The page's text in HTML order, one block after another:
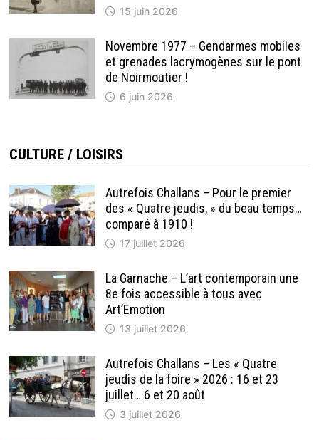
15 juin 2026
Novembre 1977 – Gendarmes mobiles
et grenades lacrymogènes sur le pont
de Noirmoutier !
6 juin 2026
CULTURE / LOISIRS
Autrefois Challans – Pour le premier
des « Quatre jeudis, » du beau temps…
comparé à 1910 !
17 juillet 2026
La Garnache – L’art contemporain une
8e fois accessible à tous avec
Art’Emotion
13 juillet 2026
Autrefois Challans – Les « Quatre
jeudis de la foire » 2026 : 16 et 23
juillet… 6 et 20 août
3 juillet 2026